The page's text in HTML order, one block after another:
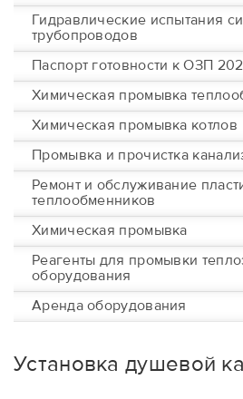
Гидравлические испытания
трубопроводов
Паспорт готовности к ОЗП
Химическая промывка
Химическая промывка котлов
Промывка и прочистка
Ремонт и обслуживание
теплообменников
Химическая промывка
Реагенты для промывки
оборудования
Аренда оборудования
Установка душевой